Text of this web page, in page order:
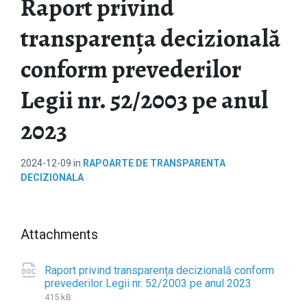
Raport privind
transparența decizională
conform prevederilor
Legii nr. 52/2003 pe anul
2023
2024-12-09 in RAPOARTE DE TRANSPARENTA
DECIZIONALA
Attachments
Raport privind transparența decizională conform
prevederilor Legii nr. 52/2003 pe anul 2023
415 kB